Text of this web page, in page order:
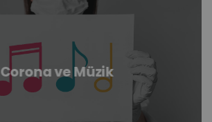
Corona ve Müzik